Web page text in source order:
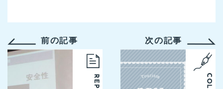
前の記事 次の記事